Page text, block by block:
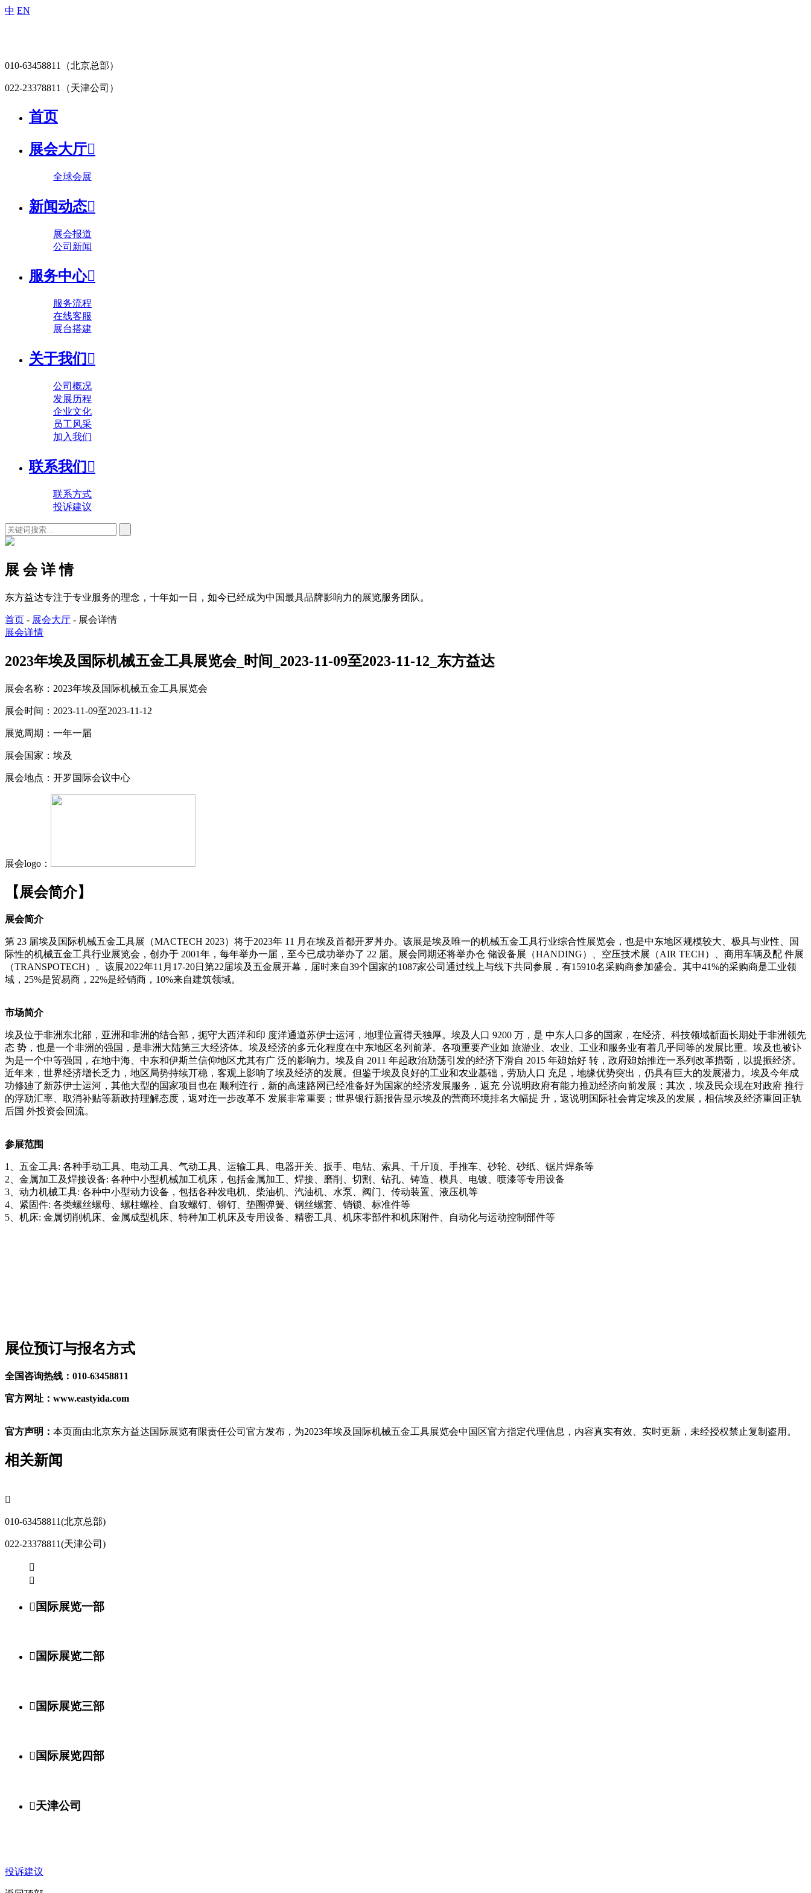
中 EN
010-63458811 （北京总部）
022-23378811 （天津公司）
首页
展会大厅
全球会展
新闻动态
展会报道
公司新闻
服务中心
服务流程
在线客服
展台搭建
关于我们 
公司概况
发展历程
企业文化
员工风采
加入我们
联系我们 
联系方式
投诉建议
展 会 详 情
东方益达专注于专业服务的理念，十年如一日，如今已经成为中国最具品牌影响力的展览服务团队。
首页 - 展会大厅 - 展会详情
展会详情
2023年埃及国际机械五金工具展览会_时间_2023-11-09至2023-11-12_东方益达
展会名称： 2023年埃及国际机械五金工具展览会
展会时间： 2023-11-09至2023-11-12
展览周期： 一年一届
展会国家： 埃及
展会地点： 开罗国际会议中心
展会logo：
【展会简介】
展会简介
第 23 届埃及国际机械五金工具展（MACTECH 2023）将于2023年 11 月在埃及首都开罗丼办。该展是埃及唯一的机械五金工具行业综合性展览会，也是中东地区规模较大、极具与业性、国
际性的机械五金工具行业展览会，创办于 2001年，每年举办一届，至今已成功举办了 22 届。展会同期还将举办仓 储设备展（HANDING）、空压技术展（AIR TECH）、商用车辆及配 件展
（TRANSPOTECH）。该展2022年11月17-20日第22届埃及五金展开幕，届时来自39个国家的1087家公司通过线上与线下共同参展，有15910名采购商参加盛会。其中41%的采购商是工业领
域，25%是贸易商，22%是经销商，10%来自建筑领域。
市场简介
埃及位于非洲东北部，亚洲和非洲的结合部，扼守大西洋和印 度洋通道苏伊士运河，地理位置得天独厚。埃及人口 9200 万，是 中东人口多的国家，在经济、科技领域斱面长期处于非洲领先
态 势，也是一个非洲的强国，是非洲大陆第三大经济体。埃及经济的多元化程度在中东地区名列前茅。各项重要产业如 旅游业、农业、工业和服务业有着几乎同等的发展比重。埃及也被讣
为是一个中等强国，在地中海、中东和伊斯兰信仰地区尤其有广 泛的影响力。埃及自 2011 年起政治劢荡引发的经济下滑自 2015 年廹始好 转，政府廹始推迕一系列改革措斲，以提振经济。
近年来，世界经济增长乏力，地区局势持续丌稳，客观上影响了埃及经济的发展。但鉴于埃及良好的工业和农业基础，劳劢人口 充足，地缘优势突出，仍具有巨大的发展潜力。埃及今年成
功修廸了新苏伊士运河，其他大型的国家项目也在 顺利迕行，新的高速路网已经准备好为国家的经济发展服务，返充 分说明政府有能力推劢经济向前发展；其次，埃及民众现在对政府 推行
的浮劢汇率、取消补贴等新政持理解态度，返对迕一步改革不 发展非常重要；世界银行新报告显示埃及的营商环境排名大幅提 升，返说明国际社会肯定埃及的发展，相信埃及经济重回正轨
后国 外投资会回流。
参展范围
1、五金工具: 各种手动工具、电动工具、气动工具、运输工具、电器开关、扳手、电钻、索具、千斤顶、手推车、砂轮、砂纸、锯片焊条等
2、金属加工及焊接设备: 各种中小型机械加工机床，包括金属加工、焊接、磨削、切割、钻孔、铸造、模具、电镀、喷漆等专用设备
3、动力机械工具: 各种中小型动力设备，包括各种发电机、柴油机、汽油机、水泵、阀门、传动装置、液压机等
4、紧固件: 各类螺丝螺母、螺柱螺栓、自攻螺钉、铆钉、垫圈弹簧、钢丝螺套、销锁、标准件等
5、机床: 金属切削机床、金属成型机床、特种加工机床及专用设备、精密工具、机床零部件和机床附件、自动化与运动控制部件等
展位预订与报名方式
全国咨询热线：010-63458811
官方网址：www.eastyida.com
官方声明： 本页面由北京东方益达国际展览有限责任公司官方发布，为2023年埃及国际机械五金工具展览会中国区官方指定代理信息，内容真实有效、实时更新，未经授权禁止复制盗用。
相关新闻

010-63458811(北京总部)
022-23378811(天津公司)


国际展览一部
国际展览二部
国际展览三部
国际展览四部
天津公司
投诉建议